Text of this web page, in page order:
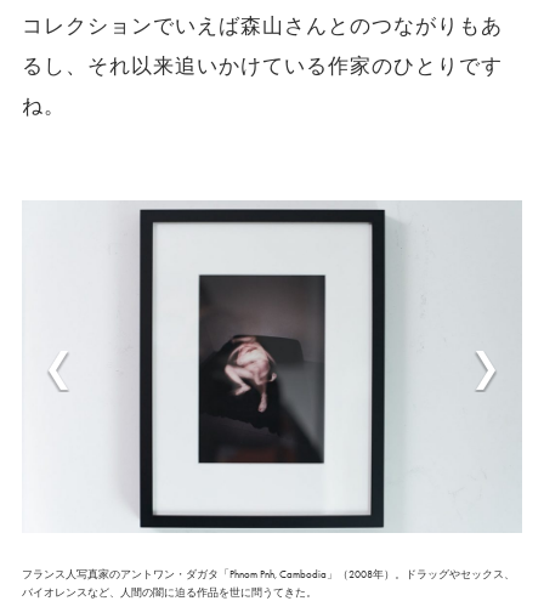
コレクションでいえば森山さんとのつながりもあ
るし、それ以来追いかけている作家のひとりです
ね。
フランス人写真家のアントワン・ダガタ「Phnom Pnh, Cambodia」（2008年）。ドラッグやセックス、
バイオレンスなど、人間の闇に迫る作品を世に問うてきた。